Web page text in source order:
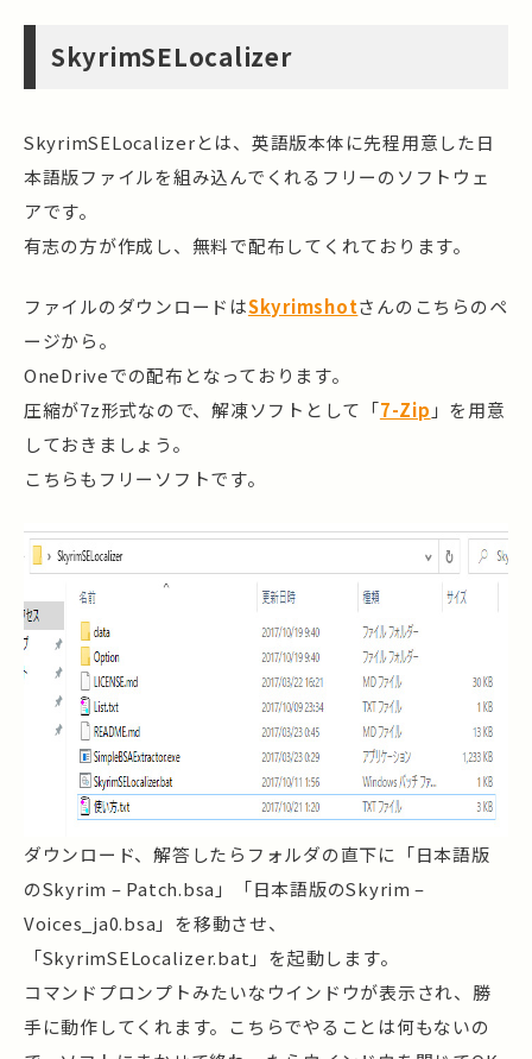
SkyrimSELocalizer
SkyrimSELocalizerとは、英語版本体に先程用意した日
本語版ファイルを組み込んでくれるフリーのソフトウェ
アです。
有志の方が作成し、無料で配布してくれております。
ファイルのダウンロードはSkyrimshotさんのこちらのペ
ージから。
OneDriveでの配布となっております。
圧縮が7z形式なので、解凍ソフトとして「7-Zip 」を用意
しておきましょう。
こちらもフリーソフトです。
ダウンロード、解答したらフォルダの直下に「日本語版
のSkyrim – Patch.bsa」「日本語版のSkyrim –
Voices_ja0.bsa」を移動させ、
「SkyrimSELocalizer.bat」を起動します。
コマンドプロンプトみたいなウインドウが表示され、勝
手に動作してくれます。こちらでやることは何もないの